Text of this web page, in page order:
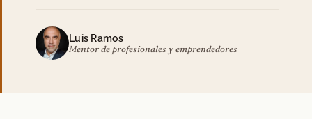
Luis Ramos
Mentor de profesionales y emprendedores